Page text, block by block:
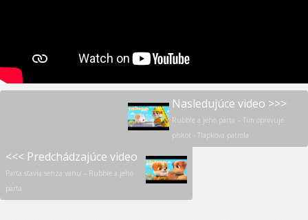
Nasledujúce video >>>
Rubble a jeho parta – Tím opravuje
pískot - Tlapkova patrola
<<< Predchádzajúce video
Parta stavia senza vanu – Rubble a jeho
parta